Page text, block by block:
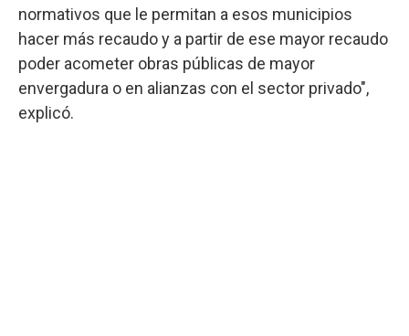
normativos que le permitan a esos municipios
hacer más recaudo y a partir de ese mayor recaudo
poder acometer obras públicas de mayor
envergadura o en alianzas con el sector privado",
explicó.